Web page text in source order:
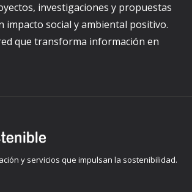
investigaciones y propuestas
impacto social y ambiental positivo.
que transforma información en
y servicios que impulsan la sostenibilidad.